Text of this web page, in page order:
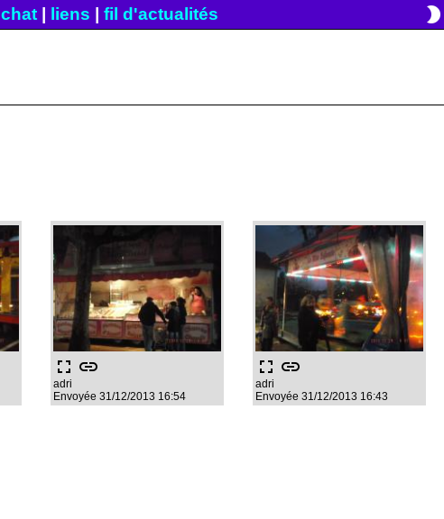
chat| liens fil d'actualités brightness_2
fullscreen link
adri
Envoyée 31/12/2013 16:54
fullscreen link
adri
Envoyée 31/12/2013 16:43